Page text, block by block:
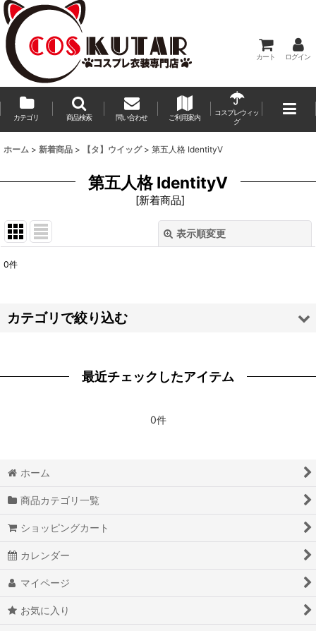
カート ログイン
カテゴリ 商品検索 問い合わせ ご利用案内
コスプレウィッ
グ
ホーム > 新着商品 > 【タ】ウイッグ > 第五人格 IdentityV
第五人格 IdentityV
[新着商品]
表示順変更
並び順:
0件
カテゴリで絞り込む
ディズニーツイステッドワンダーランド
Dr.STONE
BNA ビー・エヌ・エー
最近チェックしたアイテム
0件
ホーム
商品カテゴリ一覧
ショッピングカート
カレンダー
マイページ
お気に入り